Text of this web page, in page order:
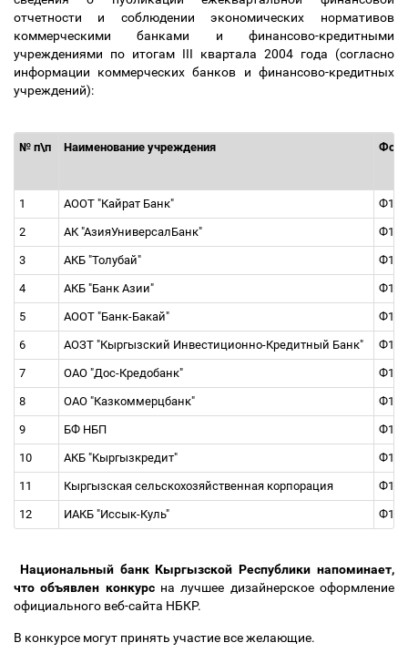
отчетности и соблюдении экономических нормативов
коммерческими банками и финансово-кредитными
учреждениями по итогам III квартала 2004 года (согласно
информации коммерческих банков и финансово-кредитных
учреждений):
№ п\п Наименование учреждения
1 АООТ "Кайрат Банк" Ф1,
2 АК "АзияУниверсалБанк" Ф1,
3 АКБ "Толубай" Ф1,
4 АКБ "Банк Азии" Ф1,
5 АООТ "Банк-Бакай" Ф1,
6 АОЗТ "Кыргызский Инвестиционно-Кредитный Банк" Ф1,
7 ОАО "Дос-Кредобанк" Ф1,
8 ОАО "Казкоммерцбанк" Ф1,
9 БФ НБП Ф1,
10 АКБ "Кыргызкредит" Ф1,
11 Кыргызская сельскохозяйственная корпорация Ф1,
12 ИАКБ "Иссык-Куль" Ф1,
Национальный банк Кыргызской Республики напоминает,
что объявлен конкурсна лучшее дизайнерское оформление
официального веб-сайта НБКР.
В конкурсе могут принять участие все желающие.